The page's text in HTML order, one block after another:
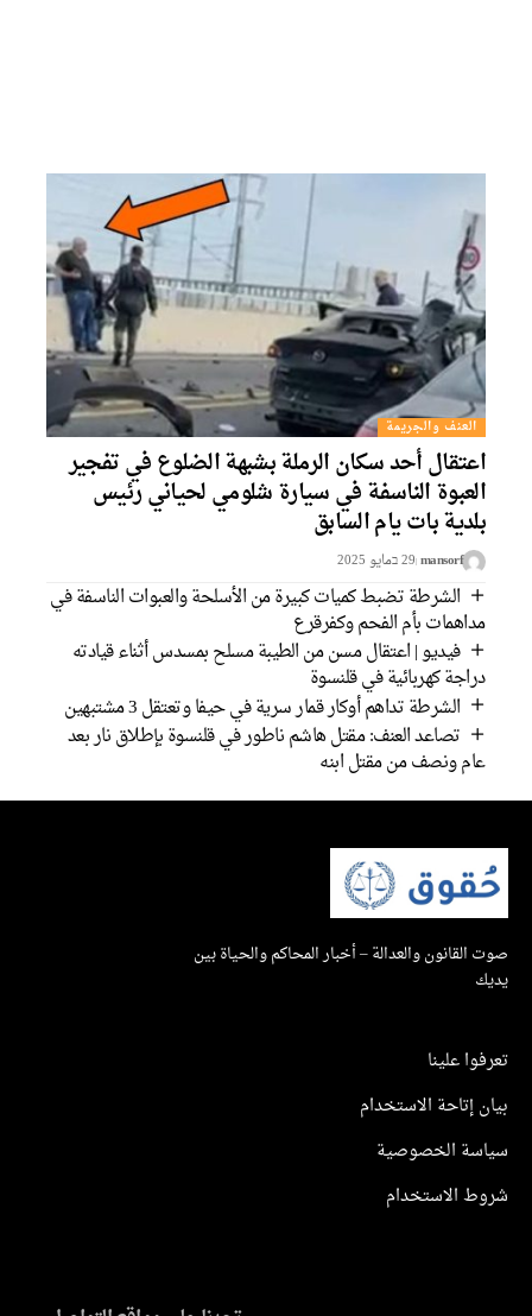
العنف والجريمة
اعتقال أحد سكان الرملة بشبهة الضلوع في تفجير
العبوة الناسفة في سيارة شلومي لحياني رئيس
بلدية بات يام السابق
mansorf 29 בمايو 2025
الشرطة تضبط كميات كبيرة من الأسلحة والعبوات الناسفة في
مداهمات بأم الفحم وكفرقرع
فيديو | اعتقال مسن من الطيبة مسلح بمسدس أثناء قيادته
دراجة كهربائية في قلنسوة
الشرطة تداهم أوكار قمار سرية في حيفا وتعتقل 3 مشتبهين
تصاعد العنف: مقتل هاشم ناطور في قلنسوة بإطلاق نار بعد
عام ونصف من مقتل ابنه
صوت القانون والعدالة – أخبار المحاكم والحياة بين
يديك
تعرفوا علينا
بيان إتاحة الاستخدام
سياسة الخصوصية
شروط الاستخدام